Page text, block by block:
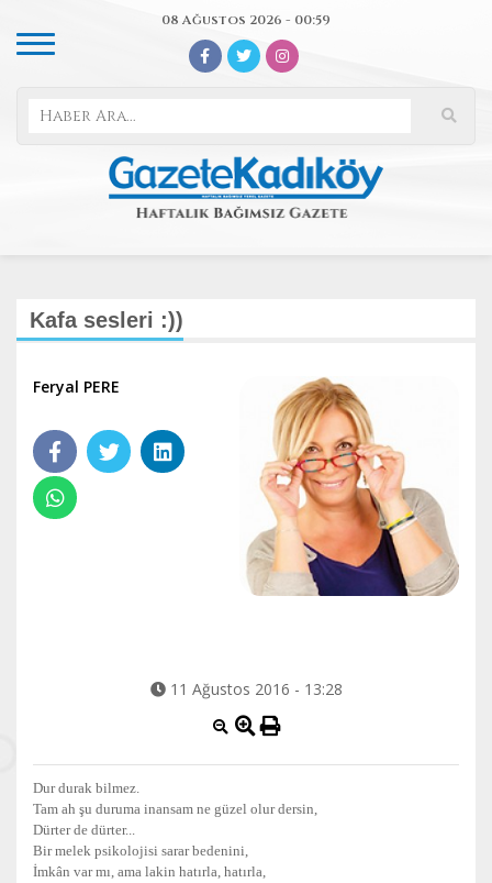
08 Ağustos 2026 - 00:59
Kafa sesleri :))
Feryal PERE
11 Ağustos 2016 - 13:28
Dur durak bilmez.
Tam ah şu duruma inansam ne güzel olur dersin,
Dürter de dürter...
Bir melek psikolojisi sarar bedenini,
İmkân var mı, ama lakin hatırla, hatırla,